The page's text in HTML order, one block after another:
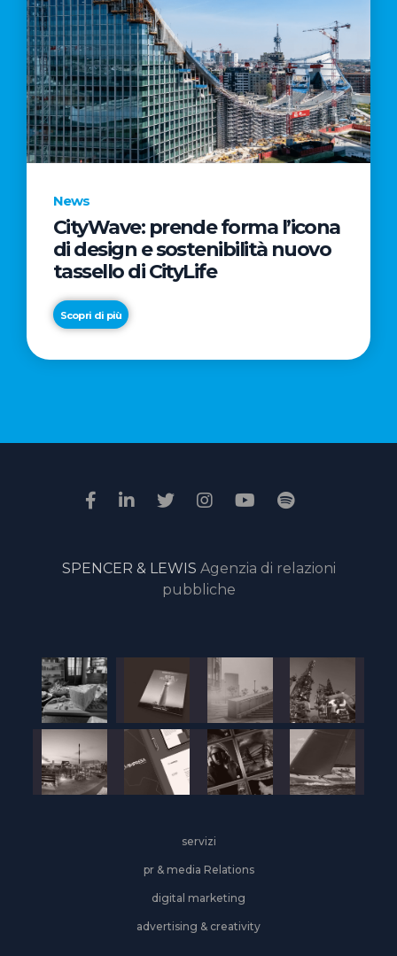
News
CityWave: prende forma l’icona
di design e sostenibilità nuovo
tassello di CityLife
Scopri di più
News
“Passione
il
della
giuria
online
SPENCER & LEWIS Agenzia di relazioni
pubbliche
servizi
pr & media Relations
digital marketing
advertising & creativity